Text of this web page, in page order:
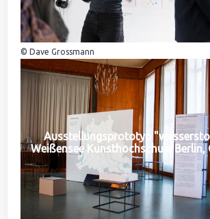
© Dave Grossmann
Ausstellungsprototyp
Weißensee Kunsthochschule Berlin,